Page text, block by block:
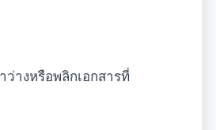
างหรือพลิกเอกสารที่